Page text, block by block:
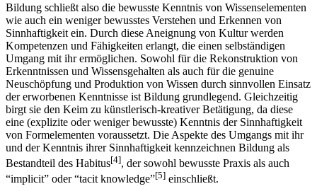
Bildung schließt also die bewusste Kenntnis von Wissenselementen
wie auch ein weniger bewusstes Verstehen und Erkennen von
Sinnhaftigkeit ein. Durch diese Aneignung von Kultur werden
Kompetenzen und Fähigkeiten erlangt, die einen selbständigen
Umgang mit ihr ermöglichen. Sowohl für die Rekonstruktion von
Erkenntnissen und Wissensgehalten als auch für die genuine
Neuschöpfung und Produktion von Wissen durch sinnvollen Einsatz
der erworbenen Kenntnisse ist Bildung grundlegend. Gleichzeitig
birgt sie den Keim zu künstlerisch-kreativer Betätigung, da diese
eine (explizite oder weniger bewusste) Kenntnis der Sinnhaftigkeit
von Formelementen voraussetzt. Die Aspekte des Umgangs mit ihr
und der Kenntnis ihrer Sinnhaftigkeit kennzeichnen Bildung als
Bestandteil des Habitus[4], der sowohl bewusste Praxis als auch
“implicitˮ oder “tacit knowledgeˮ[5] einschließt.